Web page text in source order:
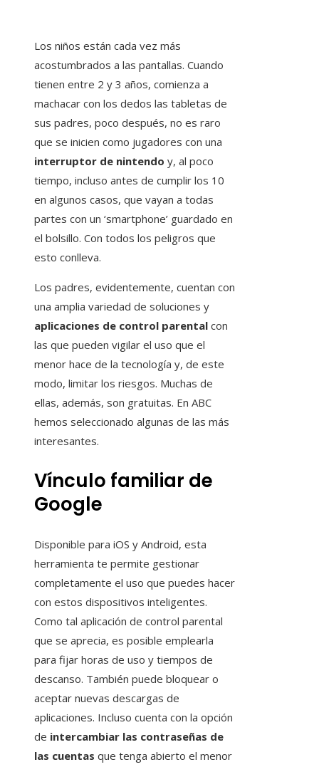
Los niños están cada vez más
acostumbrados a las pantallas. Cuando
tienen entre 2 y 3 años, comienza a
machacar con los dedos las tabletas de
sus padres, poco después, no es raro
que se inicien como jugadores con una
interruptor de nintendo y, al poco
tiempo, incluso antes de cumplir los 10
en algunos casos, que vayan a todas
partes con un ‘smartphone’ guardado en
el bolsillo. Con todos los peligros que
esto conlleva.
Los padres, evidentemente, cuentan con
una amplia variedad de soluciones y
aplicaciones de control parental con
las que pueden vigilar el uso que el
menor hace de la tecnología y, de este
modo, limitar los riesgos. Muchas de
ellas, además, son gratuitas. En ABC
hemos seleccionado algunas de las más
interesantes.
Vínculo familiar de
Google
Disponible para iOS y Android, esta
herramienta te permite gestionar
completamente el uso que puedes hacer
con estos dispositivos inteligentes.
Como tal aplicación de control parental
que se aprecia, es posible emplearla
para fijar horas de uso y tiempos de
descanso. También puede bloquear o
aceptar nuevas descargas de
aplicaciones. Incluso cuenta con la opción
de intercambiar las contraseñas de
las cuentas que tenga abierto el menor